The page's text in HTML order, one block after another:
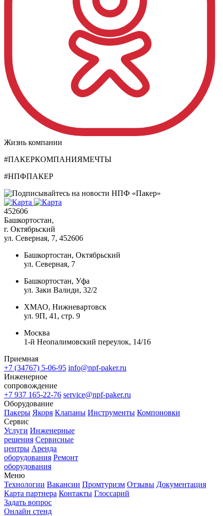
Жизнь компании
#ПАКЕРКОМПАНИЯМЕЧТЫ
#НПФПАКЕР
452606
Башкортостан,
г. Октябрьский
ул. Северная, 7, 452606
Башкортостан, Октябрьский
ул. Северная, 7
Башкортостан, Уфа
ул. Заки Валиди, 32/2
ХМАО, Нижневартовск
ул. 9П, 41, стр. 9
Москва
1-й Неопалимовский переулок, 14/16
Приемная
+7 (34767) 5-06-95 info@npf-paker.ru
Инженерное
сопровождение
+7 937 165-22-76 service@npf-paker.ru
Оборудование
Пакеры Якоря Клапаны Инструменты Компоновки
Сервис
Услуги Инженерные
решения Сервисные
центры Аренда
оборудования Ремонт
оборудования
Меню
Технологии Вакансии Промтуризм Отзывы Документация
Карта партнера Контакты Глоссарий
Задать вопрос
Онлайн стенд